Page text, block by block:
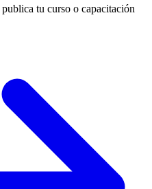
tu curso o capacitación